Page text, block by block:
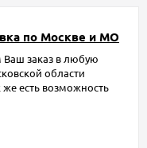
по Москве и МО
Ваш заказ в любую
области
же есть возможность